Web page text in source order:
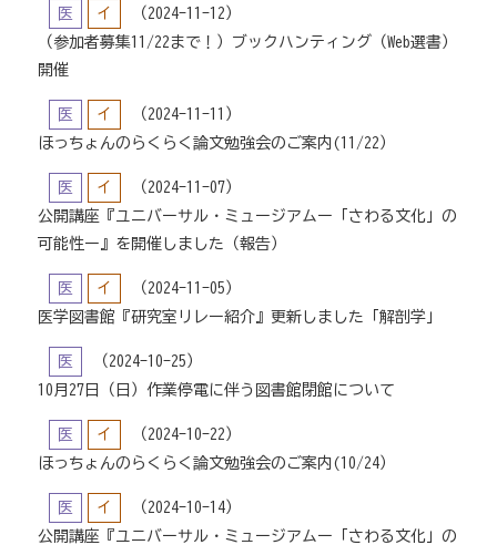
医 イ
（2024-11-12）
（参加者募集11/22まで！）ブックハンティング（Web選書）
開催
医 イ
（2024-11-11）
ほっちょんのらくらく論文勉強会のご案内(11/22）
医 イ
（2024-11-07）
公開講座『ユニバーサル・ミュージアムー「さわる文化」の
可能性ー』を開催しました（報告）
医 イ
（2024-11-05）
医学図書館『研究室リレー紹介』更新しました「解剖学」
医
（2024-10-25）
10月27日（日）作業停電に伴う図書館閉館について
医 イ
（2024-10-22）
ほっちょんのらくらく論文勉強会のご案内(10/24）
医 イ
（2024-10-14）
公開講座『ユニバーサル・ミュージアムー「さわる文化」の